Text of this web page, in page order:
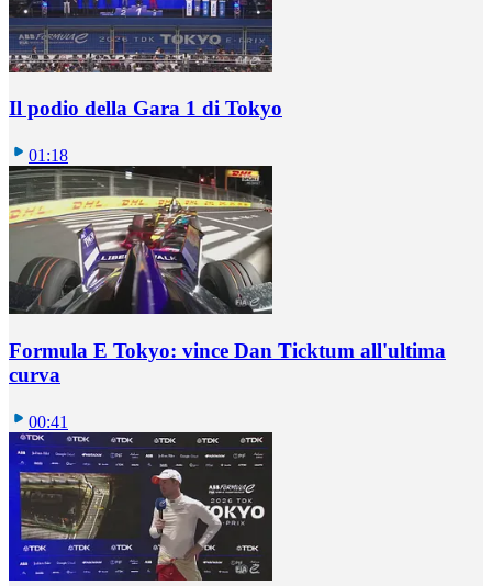
Il podio della Gara 1 di Tokyo
01:18
Formula E Tokyo: vince Dan Ticktum all'ultima
curva
00:41